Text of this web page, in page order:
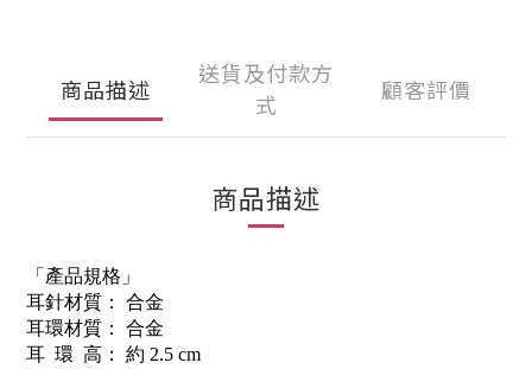
商品描述
送貨及付款方
式
顧客評價
商品描述
「產品規格」
耳針材質： 合金
耳環材質： 合金
耳 環 高： 約 2.5 cm